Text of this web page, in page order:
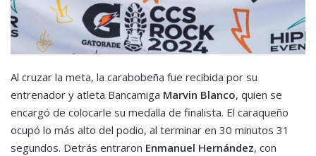
Al cruzar la meta, la carabobeña fue recibida por su
entrenador y atleta Bancamiga Marvin Blanco, quien se
encargó de colocarle su medalla de finalista. El caraqueño
ocupó lo más alto del podio, al terminar en 30 minutos 31
segundos. Detrás entraron Enmanuel Hernández, con